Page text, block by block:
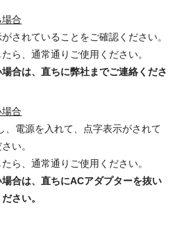
合
されていることをご確認ください。
ら、通常通りご使用ください。
合は、直ちに弊社までご連絡くださ
合
、電源を入れて、点字表示がされて
い。
ら、通常通りご使用ください。
合は、直ちにACアダプターを抜い
さい。